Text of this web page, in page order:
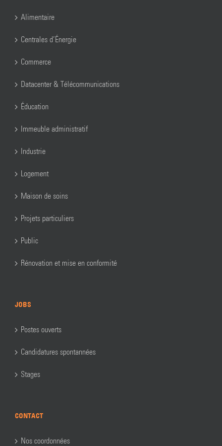
Alimentaire
Centrales d’Énergie
Commerce
Datacenter & Télécommunications
Éducation
Immeuble administratif
Industrie
Logement
Maison de soins
Projets particuliers
Public
Rénovation et mise en conformité
JOBS
Postes ouverts
Candidatures spontannées
Stages
CONTACT
Nos coordonnées